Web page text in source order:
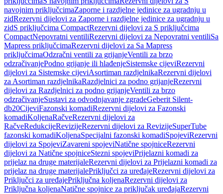
navojnim priključcimaZaporne i razdjelne jedinice za ugradnju u
zidRezervni dijelovi za Zaporne i razdjelne jedinice za ugradnju u
zidS priključcima CompactRezervni dijelovi za S priključcima
CompactNepovratni ventiliRezervni dijelovi za Nepovratni ventiliSa
Mapress priključcimaRezervni dijelovi za Sa Mapress
priključcimaOdzračni ventili za grijanjeVentili za brzo
odzračivanjePodno grijanje ili hlađenjeSistemske cijeviRezervni
dijelovi za Sistemske cijeviAsortiman razdjelnikaRezervni dijelovi
za Asortiman razdjelnikaRazdjelnici za podno grijanjeRezervni
dijelovi za Razdjelnici za podno grijanjeVentili za brzo
odzračivanjeSustavi za odvodnjavanje zgradeGeberit Silent-
db20CijeviFazonski komadiRezervni dijelovi za Fazonski
komadiKoljenaRačveRezervni dijelovi za
RačveRedukcijeRevizijeRezervni dijelovi za RevizijeSuperTube
fazonski komadiKoljenaSpecijalni fazonski komadiSpojeviRezervni
dijelovi za SpojeviZavareni spojeviNatične spojniceRezervni
dijelovi za Natične spojniceStezni spojeviPrijelazni komadi za
prijelaz na druge materijaleRezervni dijelovi za Prijelazni komadi za
prijelaz na druge materijalePriključci za uređajeRezervni dijelovi za
Priključci za uređajePriključna koljenaRezervni dijelovi za
Priključna koljenaNatične spojnice za priključak uređajaRezervni